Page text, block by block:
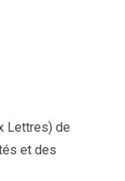
Lettres) de
et des